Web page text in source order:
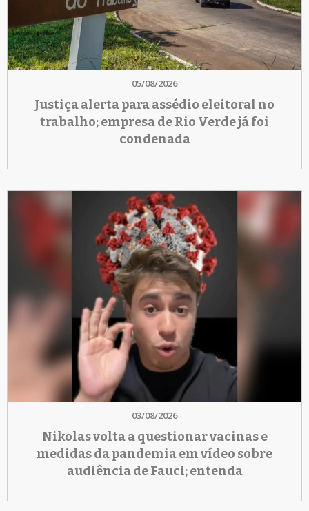
05/08/2026
Justiça alerta para assédio eleitoral no
trabalho; empresa de Rio Verde já foi
condenada
03/08/2026
Nikolas volta a questionar vacinas e
medidas da pandemia em vídeo sobre
audiência de Fauci; entenda